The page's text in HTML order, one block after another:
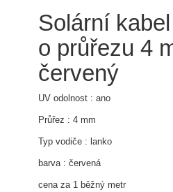
Solární
o průřezu 4
červený
UV odolnost : ano
Průřez : 4 mm
Typ vodiče : lanko
barva : červená
cena za 1 běžný metr